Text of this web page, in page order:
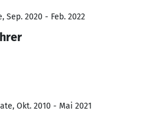
Sep. 2020 - Feb. 2022
Okt. 2010 - Mai 2021